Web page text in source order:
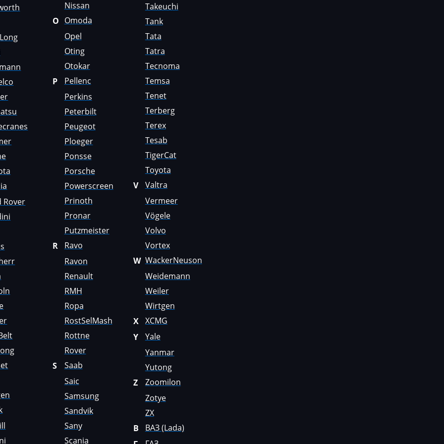
Rover
Nissan
O Omoda
Opel
Oting
Otokar
P
Pellenc
Perkins
Peterbilt
Peugeot
Ploeger
Ponsse
Porsche
Powerscreen
Prinoth
Pronar
Putzmeister
R
Ravo
Ravon
Renault
RMH
Ropa
RostSelMash
Rottne
Rover
S
Saab
Saic
Samsung
Sandvik
Sany
Scania
Takeuchi
Tank
Tata
Tatra
Tecnoma
Temsa
Tenet
Terberg
Terex
Tesab
TigerCat
Toyota
V
Valtra
Vermeer
Vögele
Volvo
Vortex
W WackerNeuson
Weidemann
Weiler
Wirtgen
X
XCMG
Y
Yale
Yanmar
Yutong
Z
Zoomilon
Zotye
ZX
В
ВАЗ (Lada)